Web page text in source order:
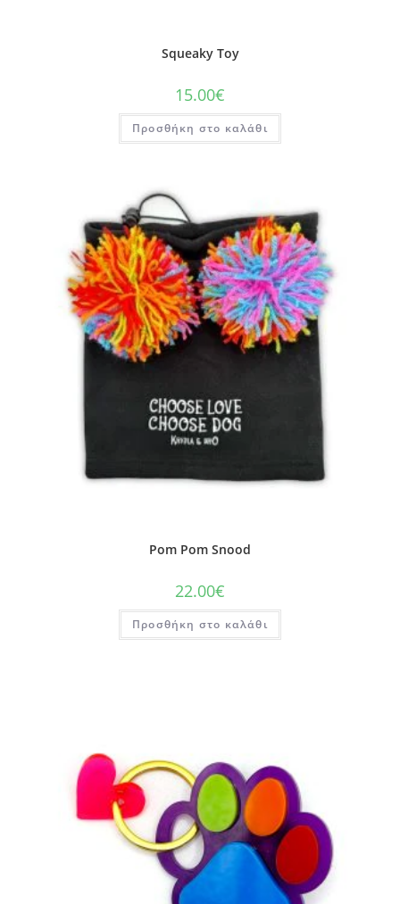
Squeaky Toy
15.00€
Προσθήκη στο καλάθι
Pom Pom Snood
22.00€
Προσθήκη στο καλάθι